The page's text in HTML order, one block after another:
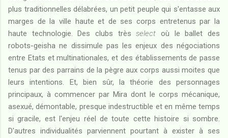
plus traditionnelles délabrées, un petit peuple qui s'entasse aux
marges de la ville haute et de ses corps entretenus par la
haute technologie. Des clubs trèsselect où le ballet des
robots-geisha ne dissimule pas les enjeux des négociations
entre Etats et multinationales, et des établissements de passe
tenus par des parrains de la pègre aux corps aussi moites que
leurs intentions. Et, bien sûr, la théorie des personnages
principaux, à commencer par Mira dont le corps mécanique,
asexué, démontable, presque indestructible et en même temps
si gracile, est l'enjeu réel de toute cette histoire si sombre.
D'autres individualités parviennent pourtant à exister à ses